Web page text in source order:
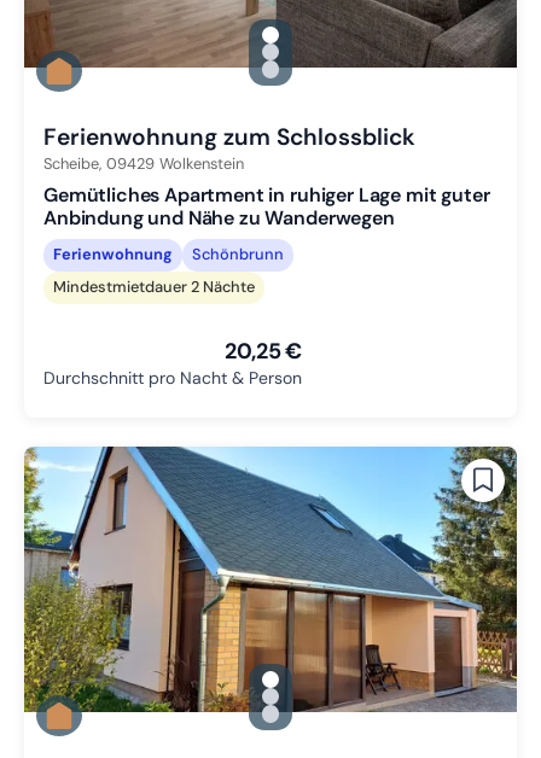
gallery.slide_selector
Zu Slide 1 wechseln
Zu Slide 2 wechseln
Zu Slide 3 wechseln
Ferienwohnung zum Schlossblick
Scheibe, 09429 Wolkenstein
Gemütliches Apartment in ruhiger Lage mit guter
Anbindung und Nähe zu Wanderwegen
Ferienwohnung
Schönbrunn
Mindestmietdauer 2 Nächte
20,25 €
Durchschnitt pro Nacht & Person
gallery.slide_selector
Zu Slide 1 wechseln
Zu Slide 2 wechseln
Zu Slide 3 wechseln